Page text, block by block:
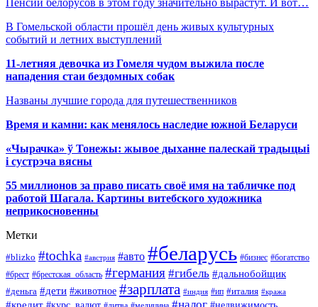
В Гомельской области прошёл день живых культурных
событий и летних выступлений
11-летняя девочка из Гомеля чудом выжила после
нападения стаи бездомных собак
Названы лучшие города для путешественников
Время и камни: как менялось наследие южной Беларуси
«Чырачка» ў Тонежы: жывое дыханне палескай традыцыі
і сустрэча вясны
55 миллионов за право писать своё имя на табличке под
работой Шагала. Картины витебского художника
неприкосновенны
Метки
#blizko #tochka #австрия #авто #беларусь #бизнес #богатство
#брест #брестская_область #германия #гибель #дальнобойщик
#деньга #дети #животное #зарплата #индия #ип #италия #кража
#кредит #курс_валют #налог #недвижимость